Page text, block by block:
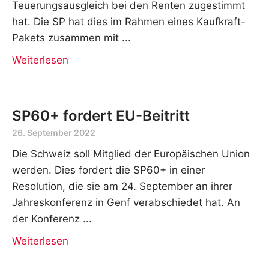
Teuerungsausgleich bei den Renten zugestimmt
hat. Die SP hat dies im Rahmen eines Kaufkraft-
Pakets zusammen mit
Weiterlesen
SP60+ fordert EU-Beitritt
26. September 2022
Die Schweiz soll Mitglied der Europäischen Union
werden. Dies fordert die SP60+ in einer
Resolution, die sie am 24. September an ihrer
Jahreskonferenz in Genf verabschiedet hat. An
der Konferenz
Weiterlesen